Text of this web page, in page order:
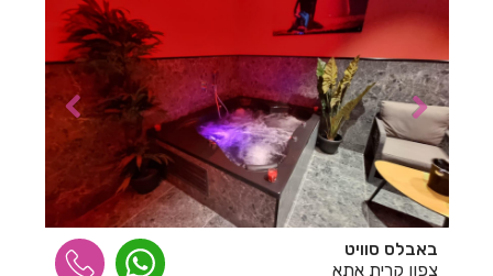
חדרים לפי שעה בזרועה
חדרים לפי שעה בזרעית
חדרים לפי שעה בחבצלת השרון
חדרים לפי שעה בחבר
חדרים לפי שעה בחגור
חדרים לפי שעה בחד
באבלס סוויט
צפון קרית אתא